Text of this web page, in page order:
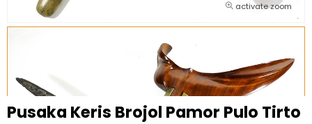
activate zoom
Pusaka Keris Brojol Pamor Pulo Tirto